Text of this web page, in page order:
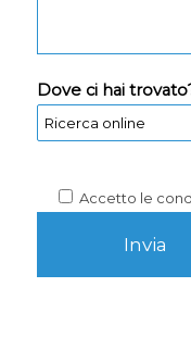
Dove ci hai
Accetto le